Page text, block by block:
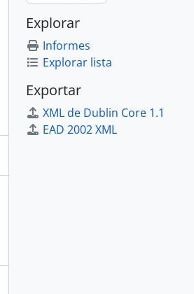
Explorar
Informes
Explorar lista
Exportar
XML de Dublin Core 1.1
EAD 2002 XML